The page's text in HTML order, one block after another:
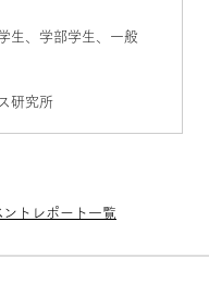
生、学部学生、一般
研究所
トレポート一覧